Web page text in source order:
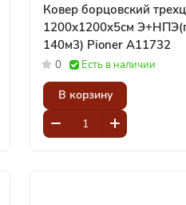
Ковер борцовский
1200х1200x5см
140м3) Pioner A11732
0 Есть в наличии
В корзину